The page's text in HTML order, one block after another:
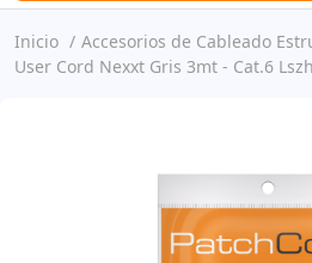
Inicio
Accesorios de Cableado
User Cord Nexxt Gris 3mt - Cat.6